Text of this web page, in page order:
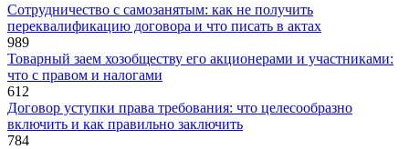
Сотрудничество с самозанятым: как не получить
переквалификацию договора и что писать в актах
989
Товарный заем хозобществу его акционерами и участниками:
что с правом и налогами
612
Договор уступки права требования: что целесообразно
включить и как правильно заключить
784